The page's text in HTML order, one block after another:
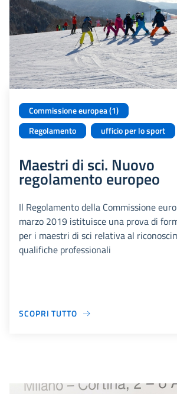
Commissione europea (1)
Regolamento
ufficio per lo sport
Maestri di sci. Nuovo
regolamento europeo
Il Regolamento della Commissione
marzo 2019 istituisce una prova di
per i maestri di sci relativa al
qualifiche professionali
SCOPRI TUTTO